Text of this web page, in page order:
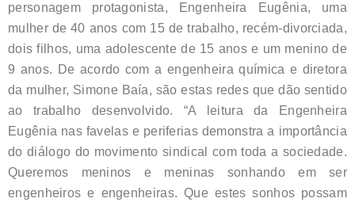
personagem protagonista, Engenheira Eugênia, uma
mulher de 40 anos com 15 de trabalho, recém-divorciada,
dois filhos, uma adolescente de 15 anos e um menino de
9 anos. De acordo com a engenheira química e diretora
da mulher, Simone Baía, são estas redes que dão sentido
ao trabalho desenvolvido. “A leitura da Engenheira
Eugênia nas favelas e periferias demonstra a importância
do diálogo do movimento sindical com toda a sociedade.
Queremos meninos e meninas sonhando em ser
engenheiros e engenheiras. Que estes sonhos possam